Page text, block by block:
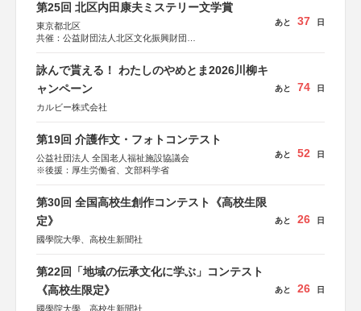
第25回 北区内田康夫ミステリー文学賞
東京都北区
共催：公益財団法人北区文化振興財団
協賛：株式会社実業之日本社
あと 37 日
詠んで貰える！ わたしのやめとま2026川柳キ
ャンペーン
カルビー株式会社
あと 74 日
第19回 介護作文・フォトコンテスト
公益社団法人 全国老人福祉施設協議会
※後援：厚生労働省、文部科学省
あと 52 日
第30回 全国高校生創作コンテスト《高校生限
定》
國學院大學、高校生新聞社
あと 26 日
第22回「地域の伝承文化に学ぶ」コンテスト
《高校生限定》
國學院大學、高校生新聞社
あと 26 日